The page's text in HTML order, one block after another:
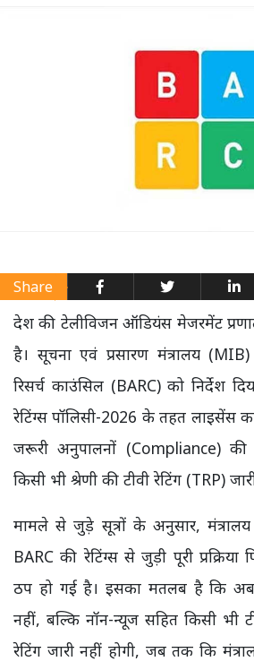
Share
देश की टेलीविजन ऑडियंस मेजरमेंट
है। सूचना एवं प्रसारण मंत्रालय
रिसर्च काउंसिल (BARC) को निर्देश
रेटिंग्स पॉलिसी-2026 के तहत लाइसेंस
जरूरी अनुपालनों (Compliance) की
किसी भी श्रेणी की टीवी रेटिंग (TRP)
मामले से जुड़े सूत्रों के अनुसार,
BARC की रेटिंग्स से जुड़ी पूरी
ठप हो गई है। इसका मतलब है कि
नहीं, बल्कि नॉन-न्यूज सहित किसी भी
रेटिंग जारी नहीं होगी, जब तक कि